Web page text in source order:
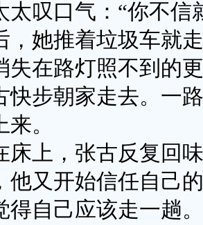
叹口气：“你不信
推着垃圾车就走
失在路灯照不到的
朝家走去。一路
。
，张古反复回味
他又开始信任自己
自己应该走一趟。